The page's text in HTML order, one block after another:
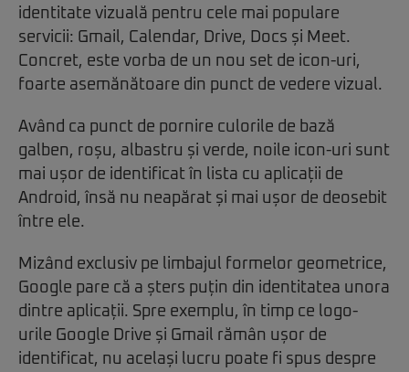
identitate vizuală pentru cele mai populare
servicii: Gmail, Calendar, Drive, Docs și Meet.
Concret, este vorba de un nou set de icon-uri,
foarte asemănătoare din punct de vedere vizual.
Având ca punct de pornire culorile de bază
galben, roșu, albastru și verde, noile icon-uri sunt
mai ușor de identificat în lista cu aplicații de
Android, însă nu neapărat și mai ușor de deosebit
între ele.
Mizând exclusiv pe limbajul formelor geometrice,
Google pare că a șters puțin din identitatea unora
dintre aplicații. Spre exemplu, în timp ce logo-
urile Google Drive și Gmail rămân ușor de
identificat, nu același lucru poate fi spus despre